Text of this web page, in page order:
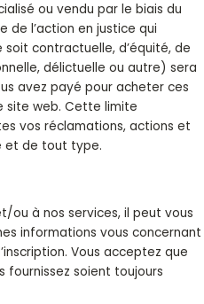
ou vendu par le biais du
de l’action en justice qui
contractuelle, d’équité, de
délictuelle ou autre) sera
avez payé pour acheter ces
site web. Cette limite
vos réclamations, actions et
et de tout type.
ou à nos services, il peut vous
informations vous concernant
Vous acceptez que
fournissez soient toujours